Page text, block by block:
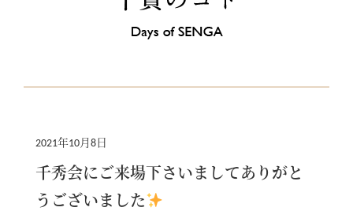
2021年10月8日
千秀会にご来場下さいましてありがと
うございました